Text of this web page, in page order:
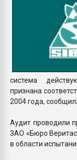
система
признана
2004 года,
Аудит проводили
ЗАО «Бюро
в области